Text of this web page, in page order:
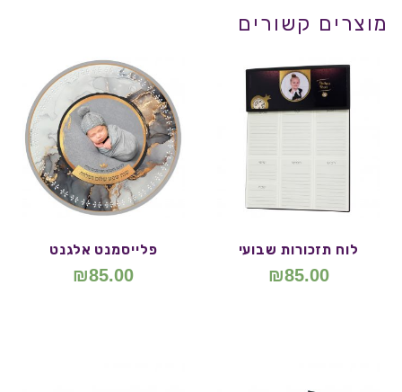
מוצרים קשורים
לוח תזכורות שבועי
₪85.00
פלייסמנט אלגנט
₪85.00